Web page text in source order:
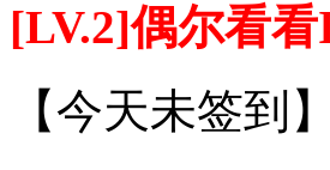
[LV.2]偶尔看
【今天未签到 】